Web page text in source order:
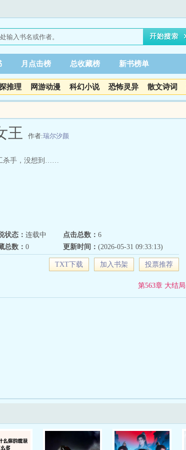
月点击榜 总收藏榜 新书榜单
推理 网游动漫 科幻小说 恐怖灵异 散文诗词
王 作者:瑞尔汐颜
杀手，没想到……
状态： 连载中 点击总数： 6
总数： 0 更新时间： (2026-05-31 09:33:13)
TXT下载 加入书架 投票推荐
第563章 大结局